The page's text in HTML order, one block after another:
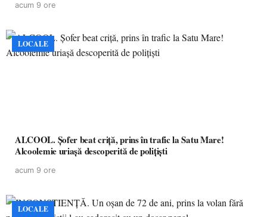
acum 9 ore
LOCALE
ALCOOL. Șofer beat criță, prins în trafic la Satu Mare!
Alcoolemie uriașă descoperită de polițiști
acum 9 ore
LOCALE